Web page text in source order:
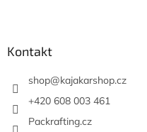
Kontakt
shop@kajakarshop.cz
+420 608 003 461
Packrafting.cz